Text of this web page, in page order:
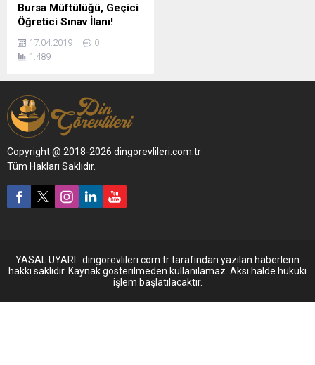
Bursa Müftülüğü, Geçici
Öğretici Sınav İlanı!
17.04.2019
0
1.489
Copyright @ 2018-2026 dingorevlileri.com.tr
Tüm Hakları Saklıdır.
YASAL UYARI : dingorevlileri.com.tr tarafından yazılan haberlerin
hakkı saklıdır. Kaynak gösterilmeden kullanılamaz. Aksi halde hukuki
işlem başlatılacaktır.